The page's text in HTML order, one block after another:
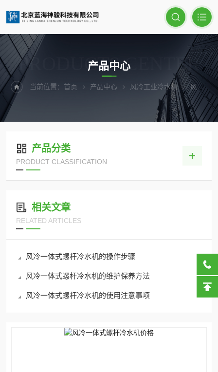
PRODUCTS CENTER
产品中心
当前位置： 首页 产品中心 风冷工业冷水机 风冷一体式螺杆冷水机
产品分类
PRODUCT CLASSIFICATION
相关文章
RELATED ARTICLES
风冷一体式螺杆冷水机的操作步骤
风冷一体式螺杆冷水机的维护保养方法
风冷一体式螺杆冷水机的使用注意事项